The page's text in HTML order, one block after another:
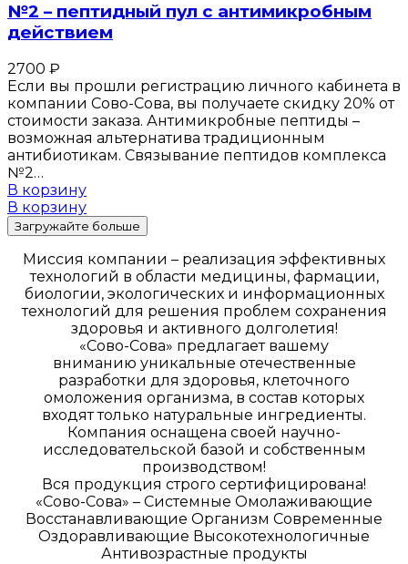
№2 – пептидный пул с антимикробным
действием
2700 ₽
Если вы прошли регистрацию личного кабинета в
компании Сово-Сова, вы получаете скидку 20% от
стоимости заказа. Антимикробные пептиды –
возможная альтернатива традиционным
антибиотикам. Связывание пептидов комплекса
№2…
В корзину
В корзину
Загружайте больше
Миссия компании – реализация эффективных
технологий в области медицины, фармации,
биологии, экологических и информационных
технологий для решения проблем сохранения
здоровья и активного долголетия!
«Сово-Сова» предлагает вашему
вниманию уникальные отечественные
разработки для здоровья, клеточного
омоложения организма, в состав которых
входят только натуральные ингредиенты.
Компания оснащена своей научно-
исследовательской базой и собственным
производством!
Вся продукция строго сертифицирована!
«Сово-Сова» – Системные Омолаживающие
Восстанавливающие Организм Современные
Оздоравливающие Высокотехнологичные
Антивозрастные продукты